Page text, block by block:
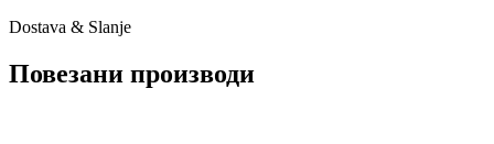
Dostava & Slanje
Повезани производи